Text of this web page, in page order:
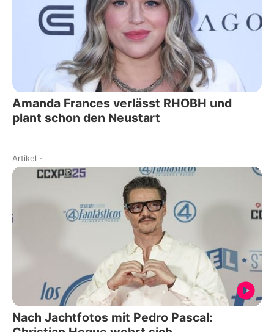
Amanda Frances verlässt RHOBH und
plant schon den Neustart
Artikel -
Nach Jachtfotos mit Pedro Pascal: